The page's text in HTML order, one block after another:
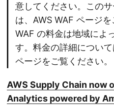
意してください。この
は、AWS WAF ページ
WAF の料金は地域によ
す。料金の詳細につい
ページをご覧ください。
AWS Supply Chain now
Analytics powered by